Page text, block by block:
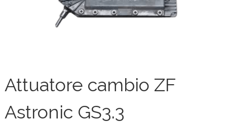
Attuatore cambio ZF
Astronic GS3.3